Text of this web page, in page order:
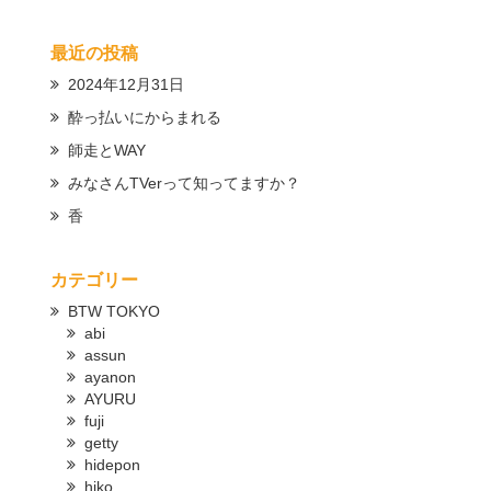
最近の投稿
2024年12月31日
酔っ払いにからまれる
師走とWAY
みなさんTVerって知ってますか？
香
カテゴリー
BTW TOKYO
abi
assun
ayanon
AYURU
fuji
getty
hidepon
hiko